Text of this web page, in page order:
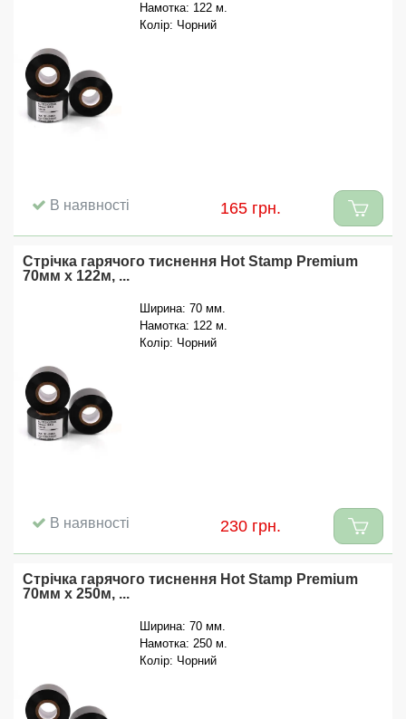
Намотка: 122 м.
Колір: Чорний
В наявності 165 грн.
Стрічка гарячого тиснення Hot Stamp Premium
70мм x 122м, ...
Ширина: 70 мм.
Намотка: 122 м.
Колір: Чорний
В наявності 230 грн.
Стрічка гарячого тиснення Hot Stamp Premium
70мм x 250м, ...
Ширина: 70 мм.
Намотка: 250 м.
Колір: Чорний